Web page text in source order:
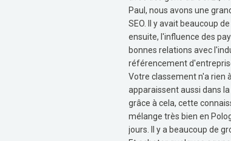
Paul, nous avons une
SEO. Il y avait beaucoup
ensuite, l'influence des
bonnes relations avec
référencement
Votre classement n'a rien
apparaissent aussi dans
grâce à cela, cette
mélange très bien en
jours. Il y a beaucoup de